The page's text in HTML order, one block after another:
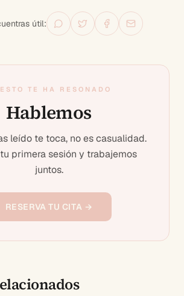
útil:
TE HA RESONADO
Hablemos
leído te toca, no es casualidad.
primera sesión y trabajemos
juntos.
RESERVA TU CITA →